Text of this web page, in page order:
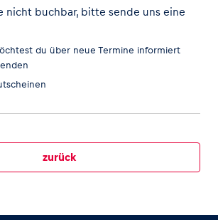
nicht buchbar, bitte sende uns eine
du über neue Termine informiert
zurück